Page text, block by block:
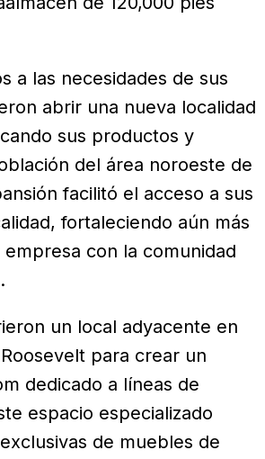
a las necesidades de sus
abrir una nueva localidad
sus productos y
del área noroeste de
facilitó el acceso a sus
fortaleciendo aún más
con la comunidad
un local adyacente en
para crear un
dedicado a líneas de
espacio especializado
de muebles de